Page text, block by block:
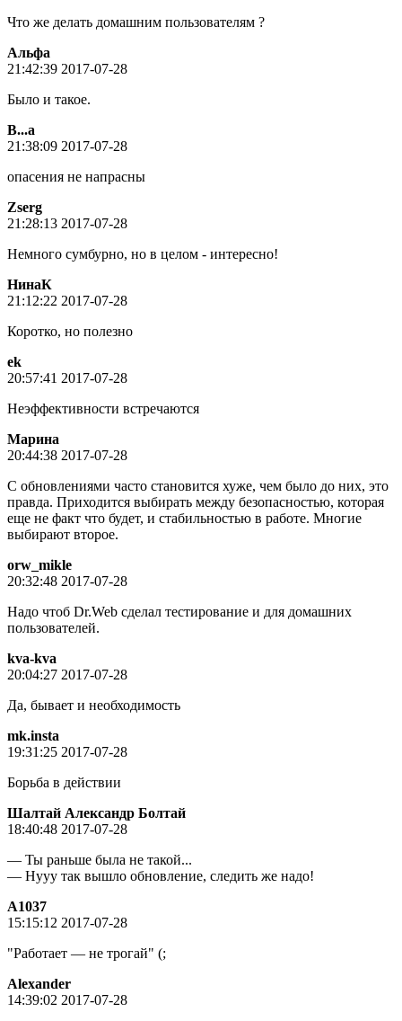
Что же делать домашним пользователям ?
Альфа
21:42:39 2017-07-28
Было и такое.
В...а
21:38:09 2017-07-28
опасения не напрасны
Zserg
21:28:13 2017-07-28
Немного сумбурно, но в целом - интересно!
НинаК
21:12:22 2017-07-28
Коротко, но полезно
ek
20:57:41 2017-07-28
Неэффективности встречаются
Марина
20:44:38 2017-07-28
С обновлениями часто становится хуже, чем было до них, это
правда. Приходится выбирать между безопасностью, которая
еще не факт что будет, и стабильностью в работе. Многие
выбирают второе.
orw_mikle
20:32:48 2017-07-28
Надо чтоб Dr.Web сделал тестирование и для домашних
пользователей.
kva-kva
20:04:27 2017-07-28
Да, бывает и необходимость
mk.insta
19:31:25 2017-07-28
Борьба в действии
Шалтай Александр Болтай
18:40:48 2017-07-28
— Ты раньше была не такой...
— Нууу так вышло обновление, следить же надо!
A1037
15:15:12 2017-07-28
"Работает — не трогай" (;
Alexander
14:39:02 2017-07-28